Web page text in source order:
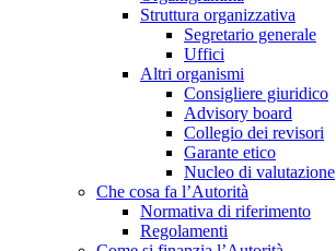
Struttura organizzativa
Segretario generale
Uffici
Altri organismi
Consigliere giuridico
Advisory board
Collegio dei revisori
Garante etico
Nucleo di valutazione
Che cosa fa l’Autorità
Normativa di riferimento
Regolamenti